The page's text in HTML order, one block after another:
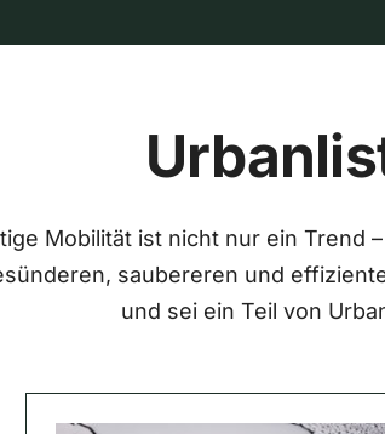
Mobilität ist nicht nur ein Trend
saubereren und
und sei ein Teil von